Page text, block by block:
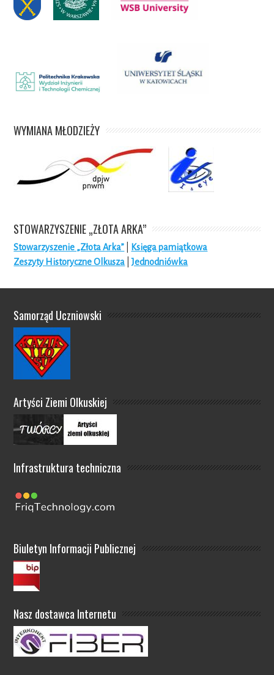
WYMIANA MŁODZIEŻY
STOWARZYSZENIE „ZŁOTA ARKA”
Stowarzyszenie „Złota Arka”
Księga pamiątkowa
Zeszyty Historyczne Olkusza |Jednodniówka
Samorząd Uczniowski
Artyści Ziemi Olkuskiej
Infrastruktura techniczna
Biuletyn Informacji Publicznej
Nasz dostawca Internetu